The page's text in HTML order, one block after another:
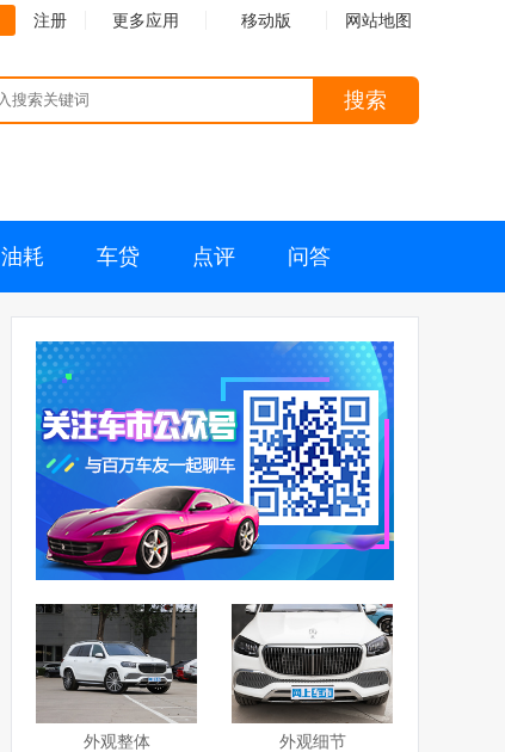
注册 更多应用 移动版 网站地图
搜索
油耗 车贷 点评 问答
外观整体 外观细节